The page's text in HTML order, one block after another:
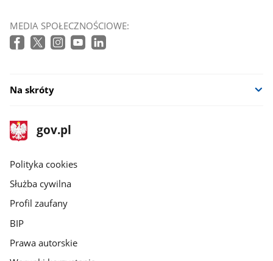
MEDIA SPOŁECZNOŚCIOWE:
Na skróty
stopka
gov.pl
Strona
gov.pl
gov.pl
Polityka cookies
Służba cywilna
Profil zaufany
BIP
Prawa autorskie